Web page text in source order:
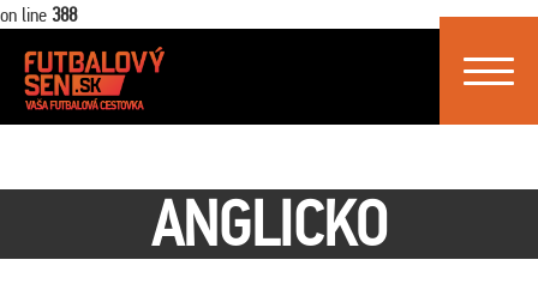
on line 388
Toggle
ANGLICKO